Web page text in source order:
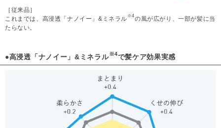
［従来品］
これまでは、高浸透「ナノイー」&ミネラル ※4の風が広がり、一部が髪に当
たらない。
●高浸透「ナノイー」&ミネラル※4で髪ケア効果実感